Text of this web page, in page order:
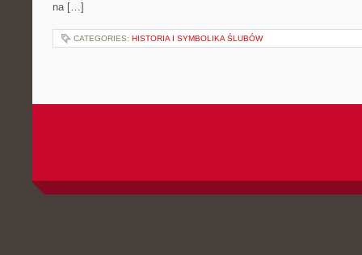
na […]
CATEGORIES: HISTORIA I SYMBOLIKA ŚLUBÓW